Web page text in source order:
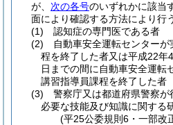
が、 次の各号のいずれかに該当
面により確認する方法により行
(1)
認知症の専門医である者
(2)
自動車安全運転センター
程を終了した者又は平成22年
日までの間に自動車安全運転
講習指導員課程を終了した者
(3)
警察庁又は都道府県警察
必要な技能及び知識に関する
(平25公委規則6・一部改